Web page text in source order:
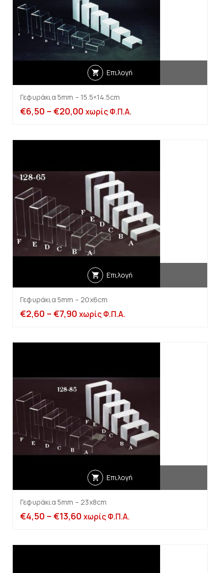
Επιλογή
Γεφυράκια 5mm – 15.5×14.5cm
€6,50 – €20,00 χωρίς Φ.Π.Α.
Επιλογή
Γεφυράκια 5mm – 20x6cm
€2,60 – €7,90 χωρίς Φ.Π.Α.
Επιλογή
Γεφυράκια 5mm – 23x8cm
€4,50 – €13,60 χωρίς Φ.Π.Α.